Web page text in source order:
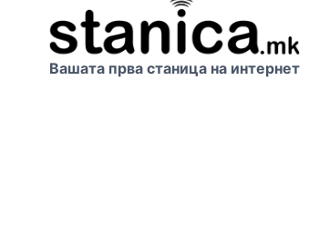
Вашата прва станица на интернет